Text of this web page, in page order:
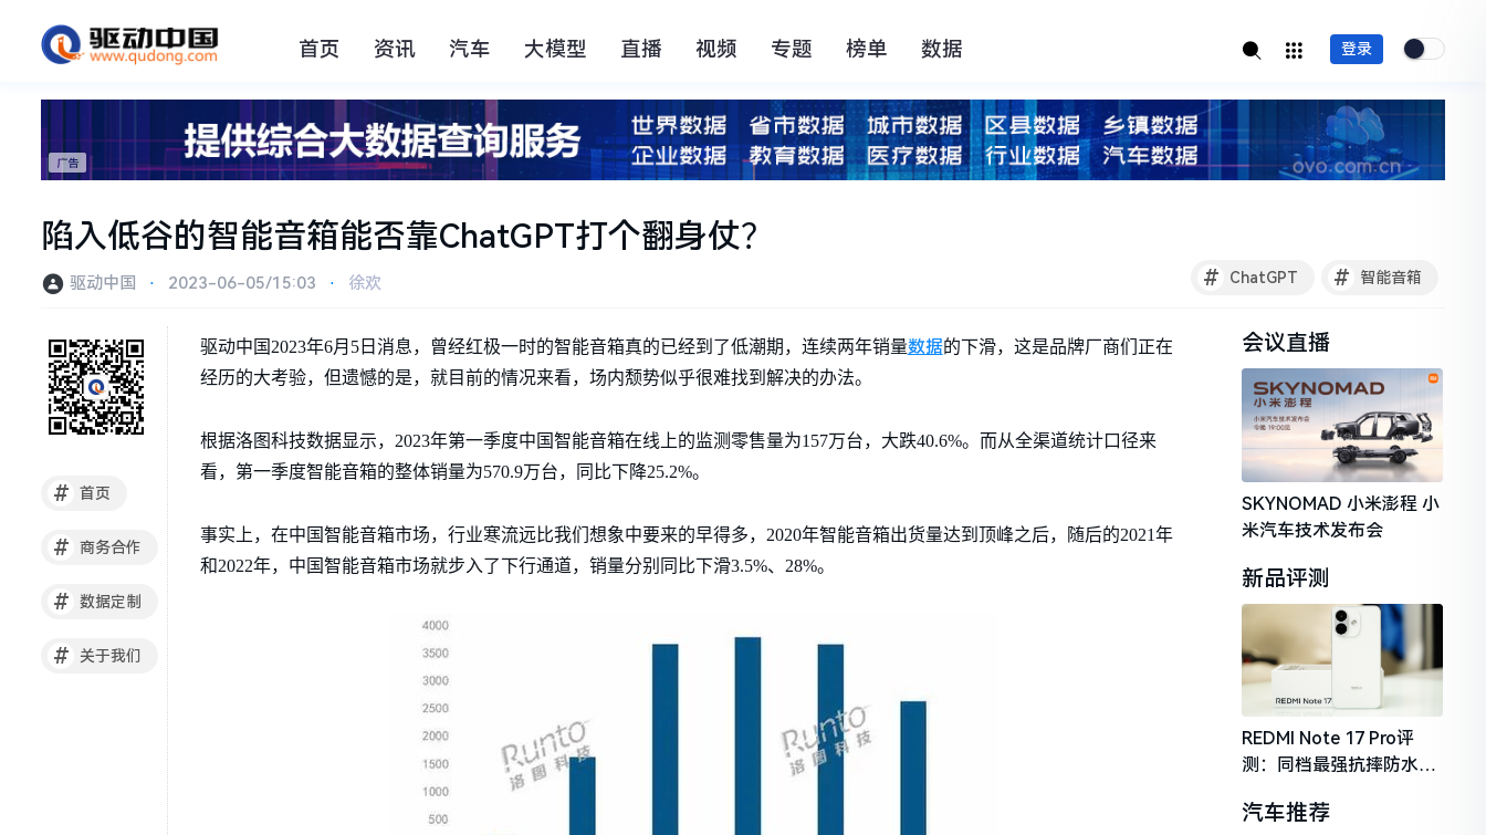
首页 资讯 汽车 大模型 直播 视频 专题 榜单 数据 登录
陷入低谷的智能音箱能否靠ChatGPT打个翻身仗？
# ChatGPT # 智能音箱
驱动中国 ⋅ 2023-06-05/15:03 ⋅ 徐欢
# 首页
# 商务合作
# 数据定制
# 关于我们
驱动中国2023年6月5日消息，曾经红极一时的智能音箱真的已经到了低潮期，连续两年销量数据的下滑，这是品牌厂商们正在
经历的大考验，但遗憾的是，就目前的情况来看，场内颓势似乎很难找到解决的办法。
根据洛图科技数据显示，2023年第一季度中国智能音箱在线上的监测零售量为157万台，大跌40.6%。而从全渠道统计口径来
看，第一季度智能音箱的整体销量为570.9万台，同比下降25.2%。
事实上，在中国智能音箱市场，行业寒流远比我们想象中要来的早得多，2020年智能音箱出货量达到顶峰之后，随后的2021年
和2022年，中国智能音箱市场就步入了下行通道，销量分别同比下滑3.5%、28%。
会议直播
SKYNOMAD 小米澎程 小
米汽车技术发布会
新品评测
REDMI Note 17 Pro评
测：同档最强抗摔防水，
守门员
汽车推荐